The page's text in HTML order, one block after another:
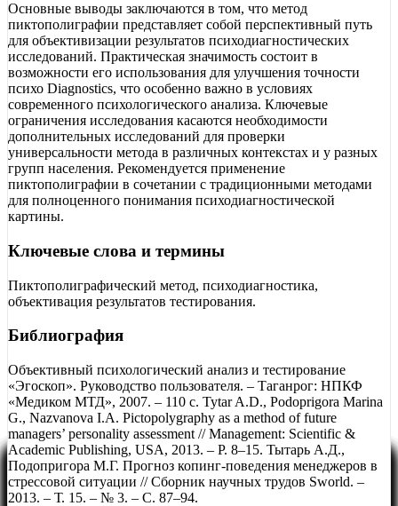
Основные выводы заключаются в том, что метод
пиктополиграфии представляет собой перспективный путь
для объективизации результатов психодиагностических
исследований. Практическая значимость состоит в
возможности его использования для улучшения точности
психо Diagnostics, что особенно важно в условиях
современного психологического анализа. Ключевые
ограничения исследования касаются необходимости
дополнительных исследований для проверки
универсальности метода в различных контекстах и у разных
групп населения. Рекомендуется применение
пиктополиграфии в сочетании с традиционными методами
для полноценного понимания психодиагностической
картины.
Ключевые слова и термины
Пиктополиграфический метод, психодиагностика,
объективация результатов тестирования.
Библиография
Объективный психологический анализ и тестирование
«Эгоскоп». Руководство пользователя. – Таганрог: НПКФ
«Медиком МТД», 2007. – 110 с. Tytar A.D., Podoprigora Marina
G., Nazvanova I.A. Pictopolygraphy as a method of future
managers’ personality assessment // Management: Scientific &
Academic Publishing, USA, 2013. – Р. 8–15. Тытарь А.Д.,
Подопригора М.Г. Прогноз копинг-поведения менеджеров в
стрессовой ситуации // Сборник научных трудов Sworld. –
2013. – Т. 15. – № 3. – С. 87–94.